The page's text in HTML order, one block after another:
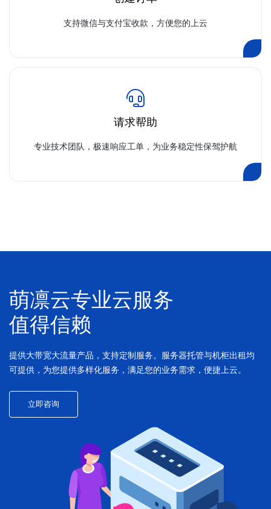
支持微信与支付宝收款，方便您的上云
请求帮助
专业技术团队，极速响应工单，为业务稳定性保驾护航
萌凛云专业云服务
值得信赖
提供大带宽大流量产品，支持定制服务。服务器托管与机柜出租均
可提供，为您提供多样化服务，满足您的业务需求，便捷上云。
立即咨询